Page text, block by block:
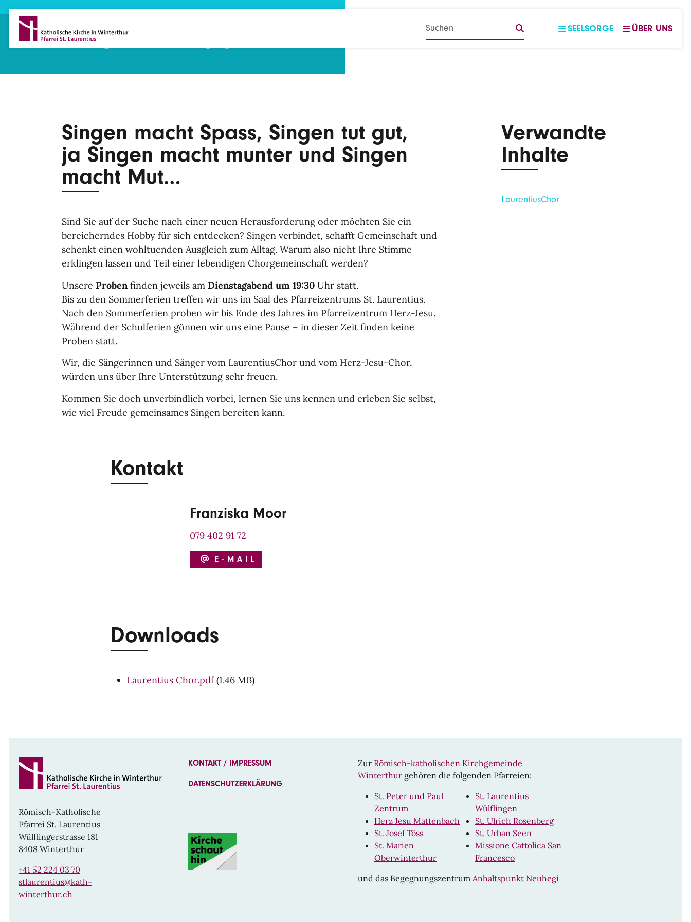
Direkt zum Inhalt
SUCHBEGRIFF SUCHESEELSORGE ÜBER UNS
LaurentiusChor
Singen macht Spass, Singen tut gut,
ja Singen macht munter und Singen
macht Mut…
Sind Sie auf der Suche nach einer neuen Herausforderung oder möchten Sie ein
bereicherndes Hobby für sich entdecken? Singen verbindet, schafft Gemeinschaft und
schenkt einen wohltuenden Ausgleich zum Alltag. Warum also nicht Ihre Stimme
erklingen lassen und Teil einer lebendigen Chorgemeinschaft werden?
Unsere Probenfinden jeweils am Dienstagabend um 19:30 Uhr statt.
Bis zu den Sommerferien treffen wir uns im Saal des Pfarreizentrums St. Laurentius.
Nach den Sommerferien proben wir bis Ende des Jahres im Pfarreizentrum Herz-Jesu.
Während der Schulferien gönnen wir uns eine Pause – in dieser Zeit finden keine
Proben statt.
Wir, die Sängerinnen und Sänger vom LaurentiusChor und vom Herz-Jesu-Chor,
würden uns über Ihre Unterstützung sehr freuen.
Kommen Sie doch unverbindlich vorbei, lernen Sie uns kennen und erleben Sie selbst,
wie viel Freude gemeinsames Singen bereiten kann.
Kontakt
Franziska Moor
079 402 91 72
E-MAIL
Downloads
Laurentius Chor.pdf (1.46 MB)
Verwandte
Inhalte
LaurentiusChor
Römisch-Katholische
Pfarrei St. Laurentius
Wülflingerstrasse 181
8408 Winterthur
+41 52 224 03 70
stlaurentius@kath-
winterthur.ch
KONTAKT / IMPRESSUM
DATENSCHUTZERKLÄRUNG
Zur Römisch-katholischen Kirchgemeinde
Winterthur gehören die folgenden Pfarreien:
St. Peter und Paul
Zentrum
Herz Jesu Mattenbach
St. Josef Töss
St. Marien
Oberwinterthur
St. Laurentius
Wülflingen
St. Ulrich Rosenberg
St. Urban Seen
Missione Cattolica San
Francesco
und das Begegnungszentrum Anhaltspunkt Neuhegi